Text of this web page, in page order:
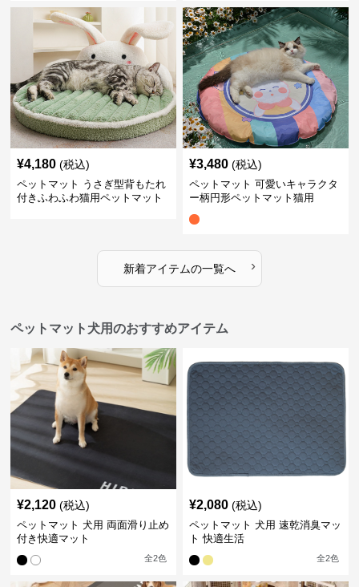
¥4,180 (税込)
ペットマット うさぎ型背もたれ
付きふわふわ猫用ペットマット
¥3,480 (税込)
ペットマット 可愛いキャラクタ
ー柄円形ペットマット猫用
新着アイテムの一覧へ ›
ペットマット犬用のおすすめアイテム
¥2,120 (税込)
ペットマット 犬用 両面滑り止め
付き快適マット
全2色
¥2,080 (税込)
ペットマット 犬用 速乾消臭マッ
ト 快適生活
全2色